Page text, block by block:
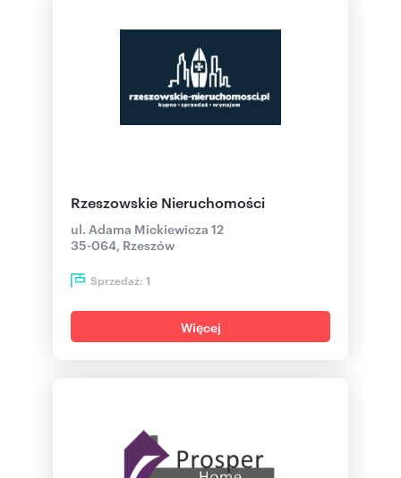
Rzeszowskie Nieruchomości
ul. Adama Mickiewicza 12
35-064, Rzeszów
Sprzedaż: 1
Więcej